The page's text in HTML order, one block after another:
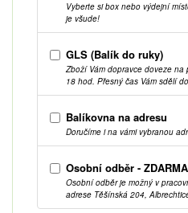
Vyberte si box nebo výdejní
je všude!
GLS (Balík do ruky)
Zboží Vám dopravce doveze na
18 hod. Přesný čas Vám sdělí
Balíkovna na adresu
Doručíme i na vámi vybranou
Osobní odběr - ZDARMA
Osobní odběr je možný v
adrese Těšínská 204,